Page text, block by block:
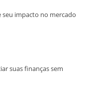
seu impacto no mercado
suas finanças sem